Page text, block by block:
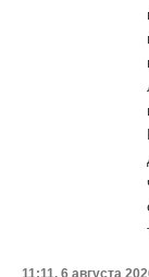
11:11, 6 августа